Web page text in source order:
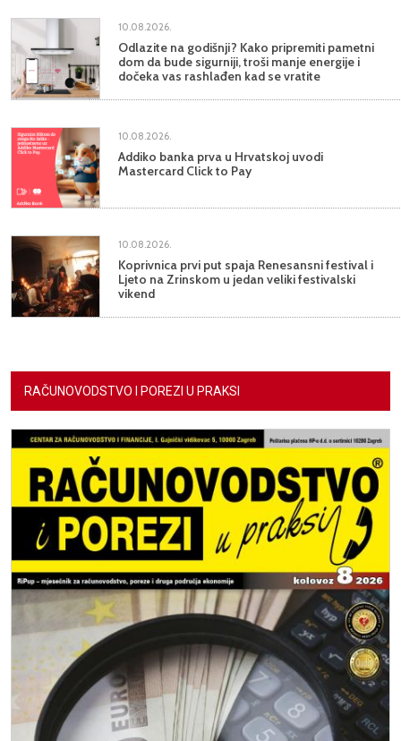
10.08.2026.
Odlazite na godišnji? Kako pripremiti pametni
dom da bude sigurniji, troši manje energije i
dočeka vas rashlađen kad se vratite
10.08.2026.
Addiko banka prva u Hrvatskoj uvodi
Mastercard Click to Pay
10.08.2026.
Koprivnica prvi put spaja Renesansni festival i
Ljeto na Zrinskom u jedan veliki festivalski
vikend
RAČUNOVODSTVO I POREZI U PRAKSI